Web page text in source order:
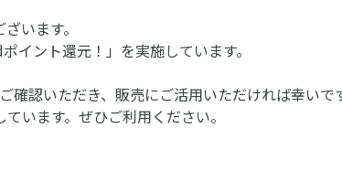
います。
ント還元！」を実施しています。
認いただき、販売にご活用いただければ幸いで
います。ぜひご利用ください。